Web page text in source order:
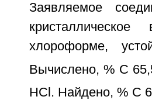
Заявляемое
хлороформе,
Вычислено, % C
HCl. Найдено, % C